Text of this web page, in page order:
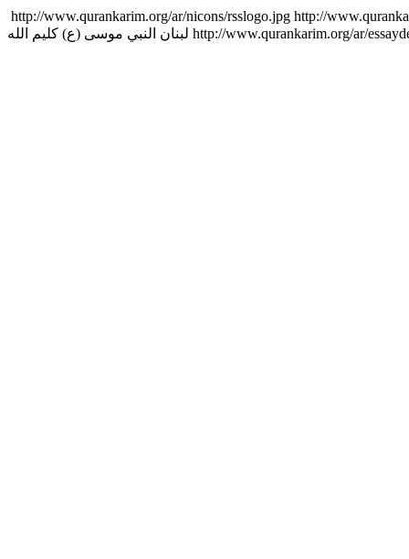
http://www.qurankarim.org/ar/nicons/rsslogo.jpg http://
لبنان النبي موسى (ع) كليم الله http://www.qurankarim.org/ar/